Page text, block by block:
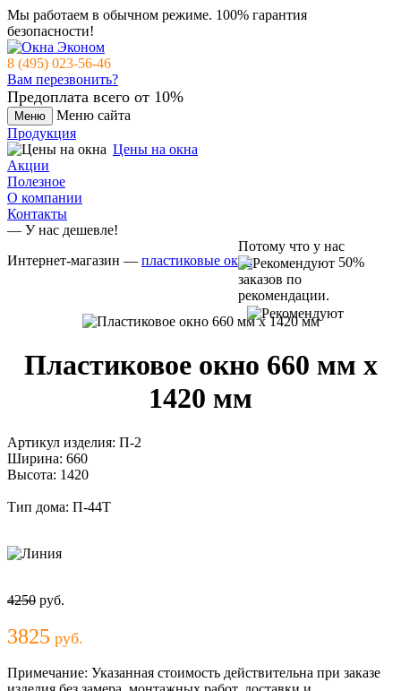
Мы работаем в обычном режиме. 100% гарантия
безопасности!
8 (495) 023-56-46
Вам перезвонить?
Предоплата всего от 10%
Меню
Меню сайта
Продукция
Цены на окна
Акции
Полезное
О компании
Контакты
— У нас дешевле!
Потому что у нас
50%
заказов по
рекомендации.
Интернет-магазин — пластиковые окна
Пластиковое окно 660 мм x
1420 мм
Артикул изделия: П-2
Ширина: 660
Высота: 1420
Тип дома: П-44T
4250 руб.
3825 руб.
Примечание: Указанная стоимость действительна при заказе